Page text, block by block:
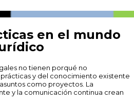
en el mundo
no tienen porqué no
y del conocimiento existente
como proyectos. La
y la comunicación continua crean